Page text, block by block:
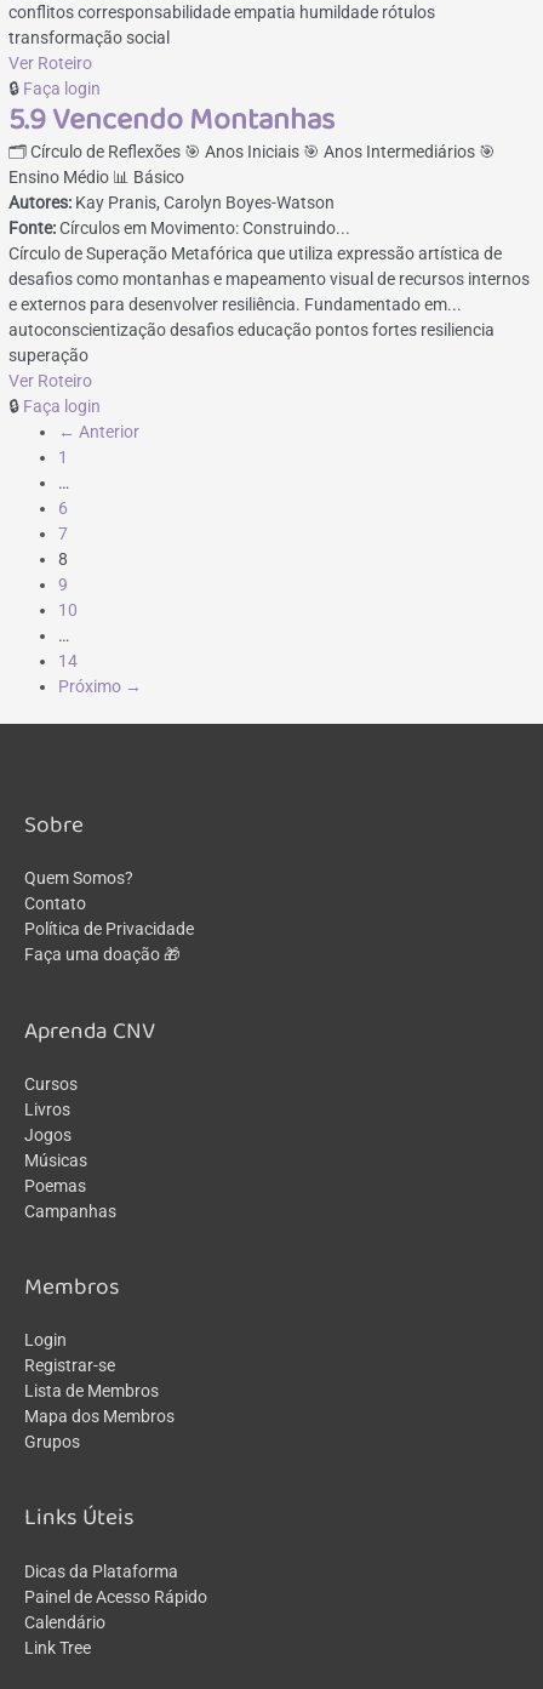
conflitos corresponsabilidade empatia humildade rótulos
transformação social
Ver Roteiro
🔒 Faça login
5.9 Vencendo Montanhas
🗂️ Círculo de Reflexões 🎯 Anos Iniciais 🎯 Anos Intermediários 🎯
Ensino Médio 📊 Básico
Autores: Kay Pranis, Carolyn Boyes-Watson
Fonte: Círculos em Movimento: Construindo...
Círculo de Superação Metafórica que utiliza expressão artística de
desafios como montanhas e mapeamento visual de recursos internos
e externos para desenvolver resiliência. Fundamentado em...
autoconscientização desafios educação pontos fortes resiliencia
superação
Ver Roteiro
🔒 Faça login
← Anterior
1
…
6
7
8
9
10
…
14
Próximo →
Sobre
Quem Somos?
Contato
Política de Privacidade
Faça uma doação 🎁
Aprenda CNV
Cursos
Livros
Jogos
Músicas
Poemas
Campanhas
Membros
Login
Registrar-se
Lista de Membros
Mapa dos Membros
Grupos
Links Úteis
Dicas da Plataforma
Painel de Acesso Rápido
Calendário
Link Tree